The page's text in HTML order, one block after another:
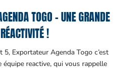
TOGO – UNE GRANDE
RÉACTIVITÉ !
5, Exportateur Agenda Togo c’est
équipe reactive, qui vous rappelle